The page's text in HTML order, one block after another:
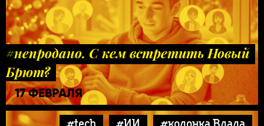
#непродано. С кем встретить Новый
Брют?
17 ФЕВРАЛЯ